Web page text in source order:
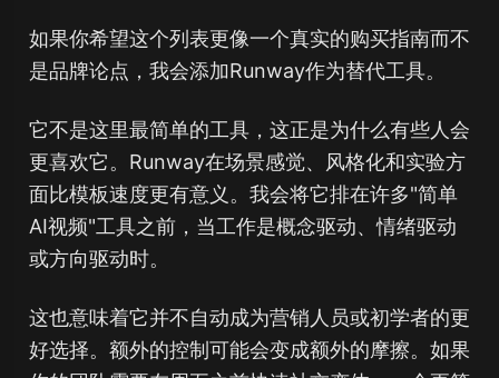
如果你希望这个列表更像一个真实的购买指南而不
是品牌论点，我会添加Runway作为替代工具。
它不是这里最简单的工具，这正是为什么有些人会
更喜欢它。Runway在场景感觉、风格化和实验方
面比模板速度更有意义。我会将它排在许多"简单
AI视频"工具之前，当工作是概念驱动、情绪驱动
或方向驱动时。
这也意味着它并不自动成为营销人员或初学者的更
好选择。额外的控制可能会变成额外的摩擦。如果